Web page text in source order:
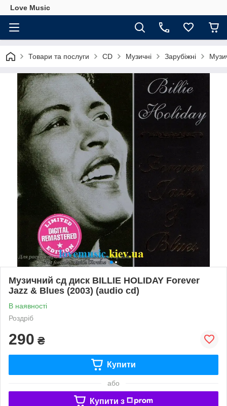
Love Music
Товари та послуги CD Музичні Зарубіжні
Музичний сд диск BILLIE HOLIDAY Forever
Jazz & Blues (2003) (audio cd)
В наявності
Роздріб
290 ₴
Купити
або
Купити з